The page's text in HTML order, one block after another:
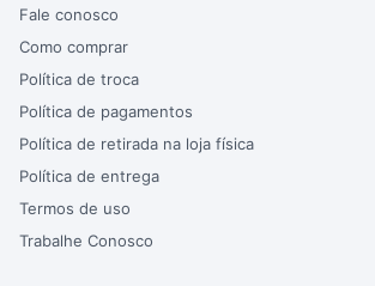
Fale conosco
Como comprar
Política de troca
Política de pagamentos
Política de retirada na loja física
Política de entrega
Termos de uso
Trabalhe Conosco